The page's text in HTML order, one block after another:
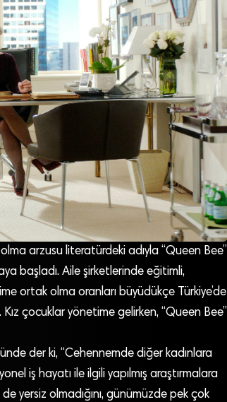
arzusu literatürdeki adıyla “Queen Bee”
başladı. Aile şirketlerinde eğitimli,
ortak olma oranları büyüdükçe Türkiye’de
Kız çocuklar yönetime gelirken, “Queen Bee”
der ki, “Cehennemde diğer kadınlara
iş hayatı ile ilgili yapılmış araştırmalara
yersiz olmadığını, günümüzde pek çok